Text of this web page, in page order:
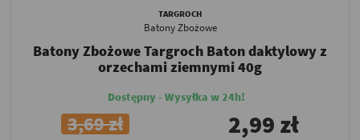
TARGROCH
Batony Zbożowe
Batony Zbożowe Targroch Baton daktylowy z
orzechami ziemnymi 40g
Dostępny - Wysyłka w 24h!
3,69 zł 2,99 zł